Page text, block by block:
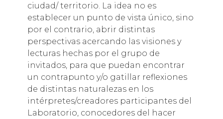
ciudad/ territorio. La idea no es
establecer un punto de vista único, sino
por el contrario, abrir distintas
perspectivas acercando las visiones y
lecturas hechas por el grupo de
invitados, para que puedan encontrar
un contrapunto y/o gatillar reflexiones
de distintas naturalezas en los
intérpretes/creadores participantes del
Laboratorio, conocedores del hacer